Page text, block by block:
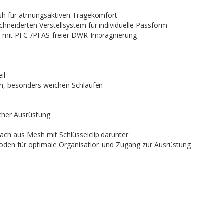
für atmungsaktiven Tragekomfort
Verstellsystem für individuelle Passform
PFC-/PFAS-freier DWR-Imprägnierung
besonders weichen Schlaufen
Ausrüstung
aus Mesh mit Schlüsselclip darunter
für optimale Organisation und Zugang zur Ausrüstung